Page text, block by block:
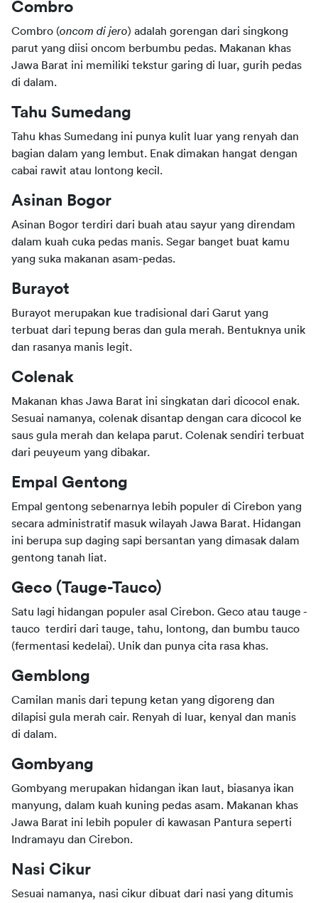
Combro
Combro (oncom di jero) adalah gorengan dari singkong
parut yang diisi oncom berbumbu pedas. Makanan khas
Jawa Barat ini memiliki tekstur garing di luar, gurih pedas
di dalam.
Tahu Sumedang
Tahu khas Sumedang ini punya kulit luar yang renyah dan
bagian dalam yang lembut. Enak dimakan hangat dengan
cabai rawit atau lontong kecil.
Asinan Bogor
Asinan Bogor terdiri dari buah atau sayur yang direndam
dalam kuah cuka pedas manis. Segar banget buat kamu
yang suka makanan asam-pedas.
Burayot
Burayot merupakan kue tradisional dari Garut yang
terbuat dari tepung beras dan gula merah. Bentuknya unik
dan rasanya manis legit.
Colenak
Makanan khas Jawa Barat ini singkatan dari dicocol enak.
Sesuai namanya, colenak disantap dengan cara dicocol ke
saus gula merah dan kelapa parut. Colenak sendiri terbuat
dari peuyeum yang dibakar.
Empal Gentong
Empal gentong sebenarnya lebih populer di Cirebon yang
secara administratif masuk wilayah Jawa Barat. Hidangan
ini berupa sup daging sapi bersantan yang dimasak dalam
gentong tanah liat.
Geco (Tauge-Tauco)
Satu lagi hidangan populer asal Cirebon. Geco atau tauge -
tauco  terdiri dari tauge, tahu, lontong, dan bumbu tauco
(fermentasi kedelai). Unik dan punya cita rasa khas.
Gemblong
Camilan manis dari tepung ketan yang digoreng dan
dilapisi gula merah cair. Renyah di luar, kenyal dan manis
di dalam.
Gombyang
Gombyang merupakan hidangan ikan laut, biasanya ikan
manyung, dalam kuah kuning pedas asam. Makanan khas
Jawa Barat ini lebih populer di kawasan Pantura seperti
Indramayu dan Cirebon.
Nasi Cikur
Sesuai namanya, nasi cikur dibuat dari nasi yang ditumis